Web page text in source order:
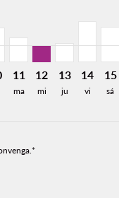
min-price-aria-label 946MXN
11
ma
12
mi
13
ju
14
vi
15
sá